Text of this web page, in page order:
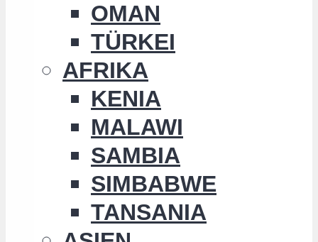
OMAN
TÜRKEI
AFRIKA
KENIA
MALAWI
SAMBIA
SIMBABWE
TANSANIA